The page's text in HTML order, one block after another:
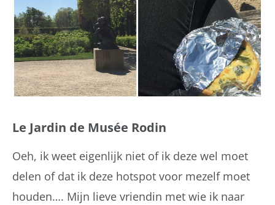
Le Jardin de Musée Rodin
Oeh, ik weet eigenlijk niet of ik deze wel moet
delen of dat ik deze hotspot voor mezelf moet
houden…. Mijn lieve vriendin met wie ik naar